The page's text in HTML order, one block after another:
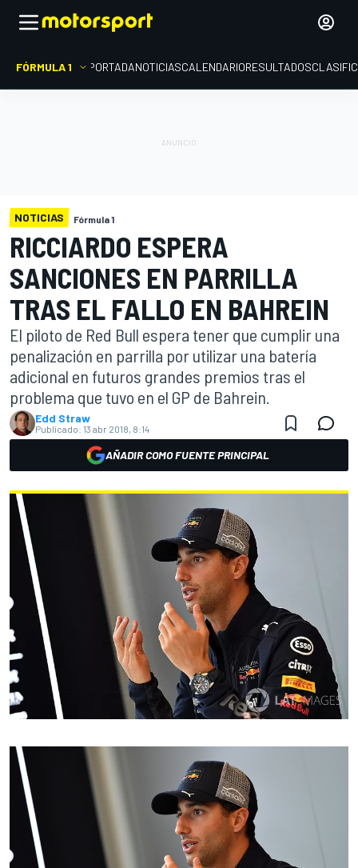
FÓRMULA 1 PORTADANOTICIASCALENDARIORESULTADOS
NOTICIAS Fórmula 1
RICCIARDO ESPERA
SANCIONES EN PARRILLA
TRAS EL FALLO EN BAHREIN
El piloto de Red Bull espera tener que cumplir una
penalización en parrilla por utilizar una batería
adicional en futuros grandes premios tras el
problema que tuvo en el GP de Bahrein.
Edd Straw
Publicado: 13 abr 2018, 8:14
AÑADIR COMO FUENTE PRINCIPAL